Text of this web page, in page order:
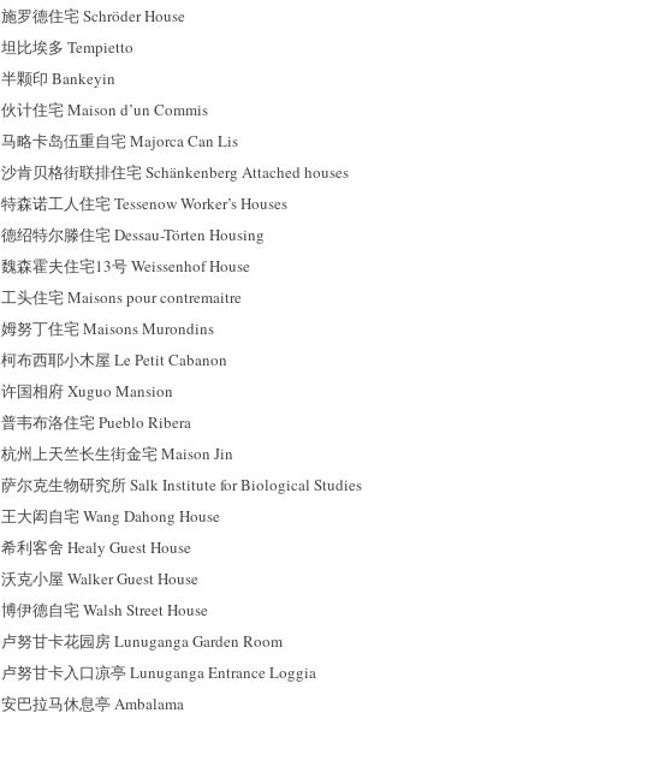
施罗德住宅 Schröder House
坦比埃多 Tempietto
半颗印 Bankeyin
伙计住宅 Maison d’un Commis
马略卡岛伍重自宅 Majorca Can Lis
沙肯贝格街联排住宅 Schänkenberg Attached houses
特森诺工人住宅 Tessenow Worker’s Houses
德绍特尔滕住宅 Dessau-Törten Housing
魏森霍夫住宅13号 Weissenhof House
工头住宅 Maisons pour contremaitre
姆努丁住宅 Maisons Murondins
柯布西耶小木屋 Le Petit Cabanon
许国相府 Xuguo Mansion
普韦布洛住宅 Pueblo Ribera
杭州上天竺长生街金宅 Maison Jin
萨尔克生物研究所 Salk Institute for Biological Studies
王大闳自宅 Wang Dahong House
希利客舍 Healy Guest House
沃克小屋 Walker Guest House
博伊德自宅 Walsh Street House
卢努甘卡花园房 Lunuganga Garden Room
卢努甘卡入口凉亭 Lunuganga Entrance Loggia
安巴拉马休息亭 Ambalama